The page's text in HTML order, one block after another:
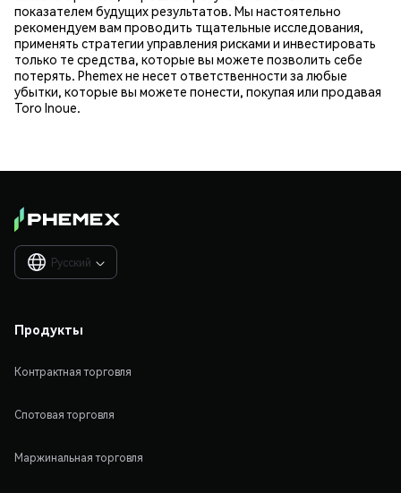
показателем будущих результатов. Мы настоятельно
рекомендуем вам проводить тщательные исследования,
применять стратегии управления рисками и инвестировать
только те средства, которые вы можете позволить себе
потерять. Phemex не несет ответственности за любые
убытки, которые вы можете понести, покупая или продавая
Toro Inoue.
Русский 
Продукты
Контрактная торговля
Спотовая торговля
Маржинальная торговля